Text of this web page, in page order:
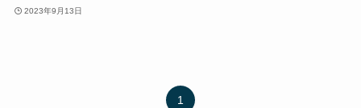
2023年9月13日
1